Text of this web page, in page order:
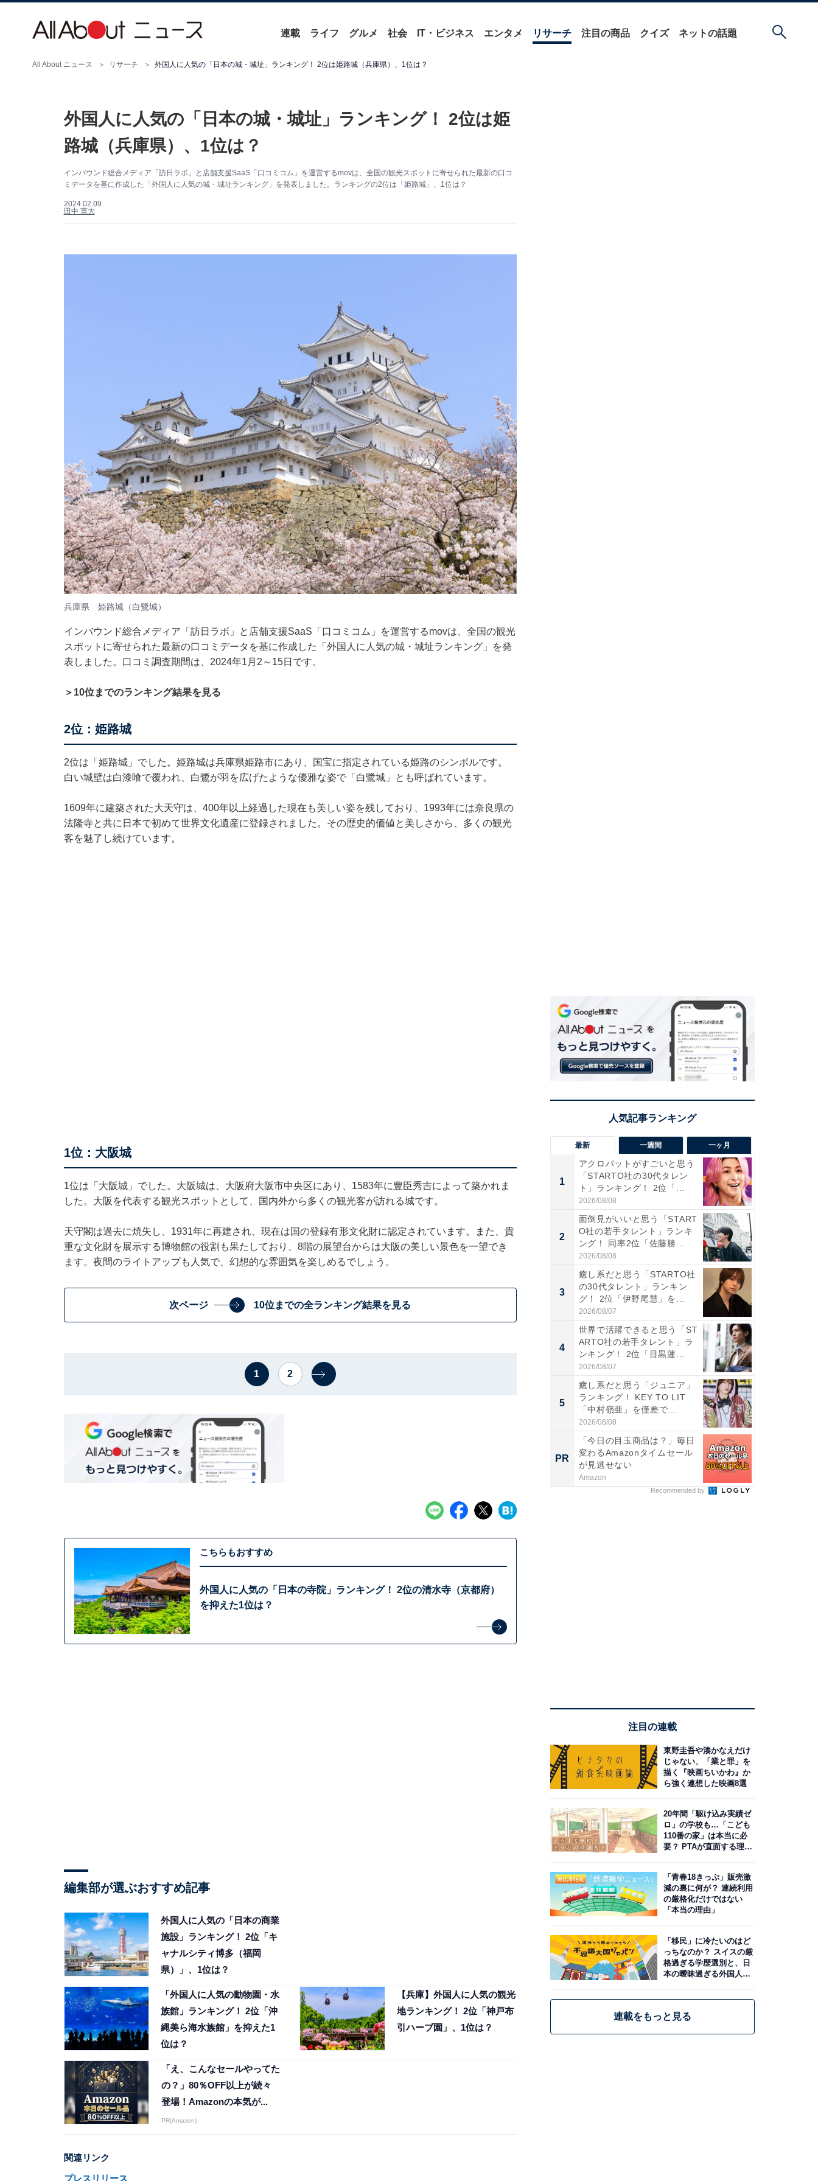
連載 ライフ グルメ 社会 IT・ビジネス エンタメ リサーチ 注目の商品 クイズ ネットの話題
All About ニュース リサーチ 外国人に人気の「日本の城・城址」ランキング！ 2位は姫路城（兵庫県）、1位は？
外国人に人気の「日本の城・城址」ランキング！ 2位は姫
路城（兵庫県）、1位は？
インバウンド総合メディア「訪日ラボ」と店舗支援SaaS「口コミコム」を運営するmovは、全国の観光スポットに寄せられた最新の口コ
ミデータを基に作成した「外国人に人気の城・城址ランキング」を発表しました。ランキングの2位は「姫路城」、1位は？
2024.02.09
田中 寛大
兵庫県 姫路城（白鷺城）​​​​​​
インバウンド総合メディア「訪日ラボ」と店舗支援SaaS「口コミコム」を運営するmovは、全国の観光
スポットに寄せられた最新の口コミデータを基に作成した「外国人に人気の城・城址ランキング」を発
表しました。口コミ調査期間は、2024年1月2～15日です。
＞10位までのランキング結果を見る
2位：姫路城
2位は「姫路城」でした。姫路城は兵庫県姫路市にあり、国宝に指定されている姫路のシンボルです。
白い城壁は白漆喰で覆われ、白鷺が羽を広げたような優雅な姿で「白鷺城」とも呼ばれています。
1609年に建築された大天守は、400年以上経過した現在も美しい姿を残しており、1993年には奈良県の
法隆寺と共に日本で初めて世界文化遺産に登録されました。その歴史的価値と美しさから、多くの観光
客を魅了し続けています。
1位：大阪城
1位は「大阪城」でした。大阪城は、大阪府大阪市中央区にあり、1583年に豊臣秀吉によって築かれま
した。大阪を代表する観光スポットとして、国内外から多くの観光客が訪れる城です。
天守閣は過去に焼失し、1931年に再建され、現在は国の登録有形文化財に認定されています。また、貴
重な文化財を展示する博物館の役割も果たしており、8階の展望台からは大阪の美しい景色を一望でき
ます。夜間のライトアップも人気で、幻想的な雰囲気を楽しめるでしょう。
次ページ 10位までの全ランキング結果を見る
1 2
こちらもおすすめ
外国人に人気の「日本の寺院」ランキング！ 2位の清水寺（京都府）
を抑えた1位は？
編集部が選ぶおすすめ記事
外国人に人気の「日本の商業
施設」ランキング！ 2位「キ
ャナルシティ博多（福岡
県）」、1位は？
「外国人に人気の動物園・水
族館」ランキング！ 2位「沖
縄美ら海水族館」を抑えた1
位は？
【兵庫】外国人に人気の観光
地ランキング！ 2位「神戸布
引ハーブ園」、1位は？
「え、こんなセールやってた
の？」80％OFF以上が続々
登場！Amazonの本気が...
PR(Amazon)
関連リンク
プレスリリース
最新 一週間 一ヶ月
1
アクロバットがすごいと思う
「STARTO社の30代タレン
ト」ランキング！ 2位「...
2026/08/08
2
面倒見がいいと思う「START
O社の若手タレント」ランキ
ング！ 同率2位「佐藤勝...
2026/08/08
3
癒し系だと思う「STARTO社
の30代タレント」ランキン
グ！ 2位「伊野尾慧」を...
2026/08/07
4
世界で活躍できると思う「ST
ARTO社の若手タレント」ラ
ンキング！ 2位「目黒蓮...
2026/08/07
5
癒し系だと思う「ジュニア」
ランキング！ KEY TO LIT
「中村嶺亜」を僅差で...
2026/08/08
PR
「今日の目玉商品は？」毎日
変わるAmazonタイムセール
が見逃せない
Amazon
Recommended by
注目の連載
東野圭吾や湊かなえだけ
じゃない、「業と罪」を
描く『映画ちいかわ』か
ら強く連想した映画8選
20年間「駆け込み実績ゼ
ロ」の学校も…「こども
110番の家」は本当に必
要？ PTAが直面する理想
「青春18きっぷ」販売激
減の裏に何が？ 連続利用
の厳格化だけではない
「本当の理由」
「移民」に冷たいのはど
っちなのか？ スイスの厳
格過ぎる学歴選別と、日
本の曖昧過ぎる外国人政
連載をもっと見る